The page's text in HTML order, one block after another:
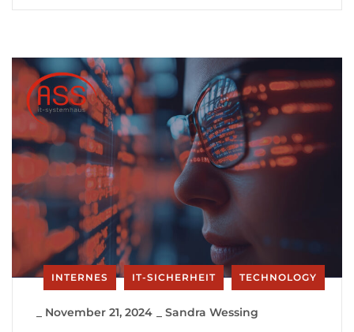
INTERNES IT-SICHERHEIT TECHNOLOGY
November 21, 2024 Sandra Wessing